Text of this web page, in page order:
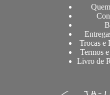
Trocas e
Termos
Livro de